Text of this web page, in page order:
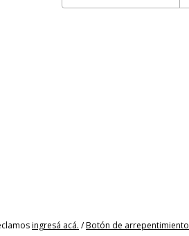
ingresá acá. /Botón de arrepentimiento